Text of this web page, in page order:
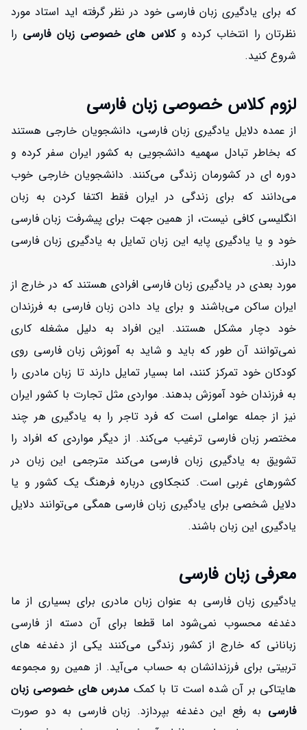
که برای یادگیری زبان فارسی خود در نظر گرفته اید استاد مورد
نظرتان را انتخاب کرده وکلاس های خصوصی زبان فارسی را
شروع کنید.
لزوم کلاس خصوصی زبان فارسی
از عمده دلایل یادگیری زبان فارسی، دانشجویان خارجی هستند
که بخاطر تبادل سهمیه دانشجویی به کشور ایران سفر کرده و
دوره ای در کشورمان زندگی می‌کنند. دانشجویان خارجی خوب
می‌دانند که برای زندگی در ایران فقط اکتفا کردن به زبان
انگلیسی کافی نیست، از همین جهت برای پیشرفت زبان فارسی
خود و یا یادگیری پایه این زبان تمایل به یادگیری زبان فارسی
دارند.
مورد بعدی در یادگیری زبان فارسی افرادی هستند که در خارج از
ایران ساکن می‌باشند و برای یاد دادن زبان فارسی به فرزندان
خود دچار مشکل هستند. این افراد به دلیل مشغله کاری
نمی‌توانند آن طور که باید و شاید به آموزش زبان فارسی روی
کودکان خود تمرکز کنند، اما بسیار تمایل دارند تا زبان مادری را
به فرزندان خود آموزش بدهند. مواردی مثل تجارت با کشور ایران
نیز از جمله عواملی است که فرد تاجر را به یادگیری هر چند
مختصر زبان فارسی ترغیب می‌کند. از دیگر مواردی که افراد را
تشویق به یادگیری زبان فارسی می‌کند مترجمی این زبان در
کشورهای غربی است. کنجکاوی درباره فرهنگ یک کشور و یا
دلایل شخصی برای یادگیری زبان فارسی همگی می‌توانند دلایل
یادگیری این زبان باشند.
معرفی زبان فارسی
یادگیری زبان فارسی به عنوان زبان مادری برای بسیاری از ما
دغدغه محسوب نمی‌شود اما قطعا برای آن دسته از فارسی
زبانانی که خارج از کشور زندگی می‌کنند یکی از دغدغه های
تربیتی برای فرزندانشان به حساب می‌آید. از همین رو مجموعه
هایتاکی بر آن شده است تا با کمک مدرس های خصوصی زبان
فارسی به رفع این دغدغه بپردازد. زبان فارسی به دو صورت